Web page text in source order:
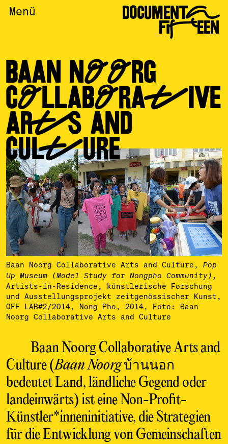
Menü DOCUMENTA
FIFTEEN
BAAN NOORG
COLLABORATIVE
ARTS AND
CULTURE
Baan Noorg Collaborative Arts and
Culture (Baan Noorgบ้านนอก
bedeutet Land, ländliche Gegend oder
landeinwärts) ist eine Non-Profit-
Künstler*inneninitiative, die Strategien
für die Entwicklung von Gemeinschaften
Baan Noorg Collaborative Arts and Culture, Pop
Up Museum (Model Study for Nongpho Community),
Artists-in-Residence, künstlerische Forschung
und Ausstellungsprojekt zeitgenössischer Kunst,
OFF LAB#2/2014, Nong Pho, 2014, Foto: Baan
Noorg Collaborative Arts and Culture